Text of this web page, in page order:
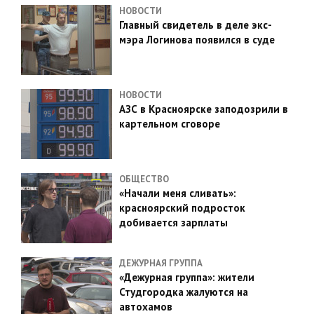
НОВОСТИ
Главный свидетель в деле экс-
мэра Логинова появился в суде
НОВОСТИ
АЗС в Красноярске заподозрили в
картельном сговоре
ОБЩЕСТВО
«Начали меня сливать»:
красноярский подросток
добивается зарплаты
ДЕЖУРНАЯ ГРУППА
«Дежурная группа»: жители
Студгородка жалуются на
автохамов